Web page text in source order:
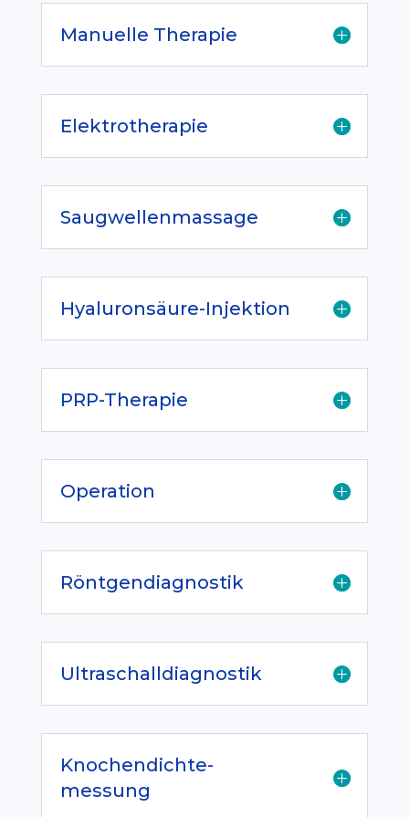
Manuelle Therapie
Elektrotherapie
Saugwellenmassage
Hyaluronsäure-Injektion
PRP-Therapie
Operation
Röntgendiagnostik
Ultraschalldiagnostik
Knochendichte-
messung